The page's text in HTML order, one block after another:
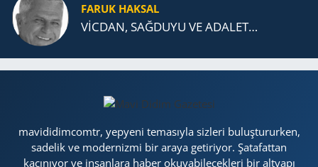
FARUK HAKSAL
VİCDAN, SAĞ­DU­YU VE ADA­LET…
mavididimcomtr, yepyeni temasıyla sizleri buluştururken,
sadelik ve modernizmi bir araya getiriyor. Şatafattan
kaçınıyor ve insanlara haber okuyabilecekleri bir altyapı